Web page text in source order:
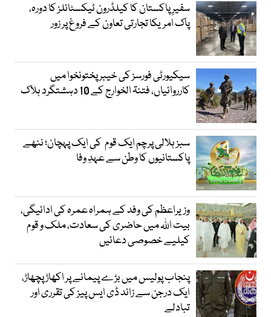
سفیرِ پاکستان کا کیلڈرون ٹیکسٹائلز کا دورہ،
پاک امریکا تجارتی تعاون کے فروغ پر زور
سیکیورٹی فورسز کی خیبر پختونخوا میں
کارروائیاں، فتنۃ الخوارج کے 10 دہشتگرد ہلاک
سبز ہلالی پرچم ایک قوم کی ایک پہچان؛ ننھے
پاکستانیوں کا وطن سے عہدِ وفا
وزیراعظم کی وفد کے ہمراہ عمرہ کی ادائیگی،
بیت اللہ میں حاضری کی سعادت، ملک و قوم
کیلیے خصوصی دعائیں
پنجاب پولیس میں بڑے پیمانے پر اکھاڑ پچھاڑ،
ایک درجن سے زائد ڈی ایس پیز کی تقرری اور
تبادلے